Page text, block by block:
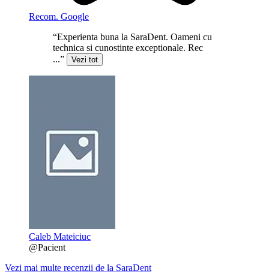
Recom. Google
“Experienta buna la SaraDent. Oameni cu
technica si cunostinte exceptionale. Rec
...”
Vezi tot
Caleb Mateiciuc
@Pacient
Vezi mai multe recenzii de la SaraDent